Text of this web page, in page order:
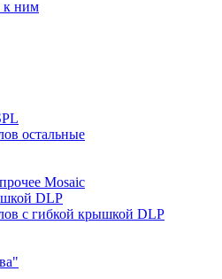
к ним
остальные
Mosaic
DLP
с гибкой крышкой DLP